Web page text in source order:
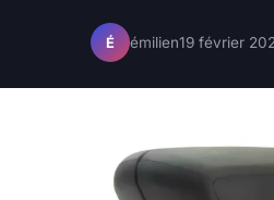
É émilien19 février